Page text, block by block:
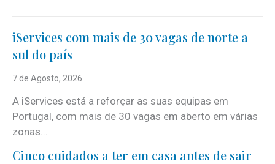
iServices com mais de 30 vagas de norte a
sul do país
7 de Agosto, 2026
A iServices está a reforçar as suas equipas em
Portugal, com mais de 30 vagas em aberto em várias
zonas...
Cinco cuidados a ter em casa antes de sair